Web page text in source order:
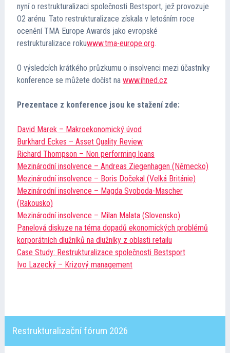
nyní o restrukturalizaci společnosti Bestsport, jež provozuje
O2 arénu. Tato restrukturalizace získala v letošním roce
ocenění TMA Europe Awards jako evropské
restrukturalizace rokuwww.tma-europe.org.
O výsledcích krátkého průzkumu o insolvenci mezi účastníky
konference se můžete dočíst na www.ihned.cz
Prezentace z konference jsou ke stažení zde:
David Marek – Makroekonomický úvod
Burkhard Eckes – Asset Quality Review
Richard Thompson – Non performing loans
Mezinárodní insolvence – Andreas Ziegenhagen (Německo)
Mezinárodní insolvence – Boris Dočekal (Velká Británie)
Mezinárodní insolvence – Magda Svoboda-Mascher
(Rakousko)
Mezinárodní insolvence – Milan Malata (Slovensko)
Panelová diskuze na téma dopadů ekonomických problémů
korporátních dlužníků na dlužníky z oblasti retailu
Case Study: Restrukturalizace společnosti Bestsport
Ivo Lazecký – Krizový management
Restrukturalizační fórum 2026